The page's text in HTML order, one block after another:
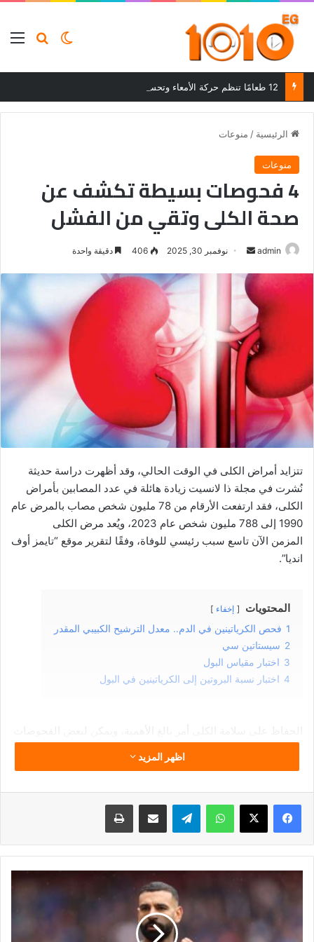
بحثالوضع
الرئيسية / منوعات
منوعات
4 فحوصات بسيطة تكشف عن
صحة الكلى وتقي من الفشل
admin
أرسل
إلكترونيا
نوفمبر 30, 2025 406 دقيقة واحدة
تتزايد أمراض الكلى في الوقت الحالي، وقد أظهرت دراسة حديثة
نُشرت في مجلة ذا لانسيت زيادة هائلة في عدد المصابين بأمراض
الكلى، فقد ارتفعت الأرقام من 78 مليون شخص مصاب بالمرض عام
1990 إلى 788 مليون شخص عام 2023، ويُعد مرض الكلى
المزمن الآن تاسع سبب رئيسي للوفاة، وفقًا لتقرير موقع “تايمز أوف
انديا”.
المحتويات إخفاء
1 فحص الكرياتينين في الدم.. معدل الترشيح الكبيبي المقدر
2 سيستاتين سي
3 اختبار مقياس البول
4 اختبار نسبة البروتين إلى الكرياتينين في البول
الحفاظ على سلامة الكلى أمر بالغ الأهمية، ويمكن لبعض الفحوصات
البسيطة أن تكشف عن صحة الكلى، ويسلط الأطباء الضوء على
بعض الفحوصات التي يمكن أن تساعد في استبعاد أمراض الكلى أو
فيما يلى.. 4 فحوصات لاختبار وظائف الكلى والكشف عن أي
أمراض:
فحص الكرياتينين في الدم.. معدل
الترشيح الكبيبي المقدر
اظهر المزيد
فيسبوك ‫X واتساب تيلقرام مشاركة عبر البريد طباعة
أمام